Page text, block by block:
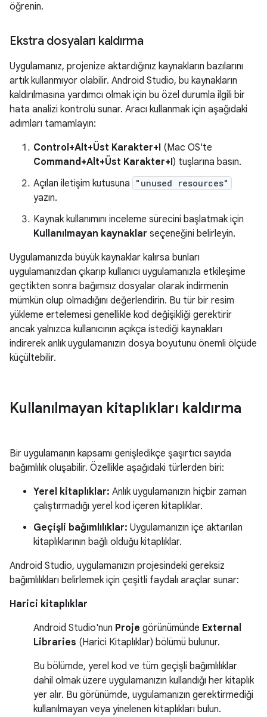
öğrenin.
Ekstra dosyaları kaldırma
Uygulamanız, projenize aktardığınız kaynakların bazılarını
artık kullanmıyor olabilir. Android Studio, bu kaynakların
kaldırılmasına yardımcı olmak için bu özel durumla ilgili bir
hata analizi kontrolü sunar. Aracı kullanmak için aşağıdaki
adımları tamamlayın:
Control+Alt+Üst Karakter+I (Mac OS'te
Command+Alt+Üst Karakter+I) tuşlarına basın.
Açılan iletişim kutusuna
"unused resources"
yazın.
Kaynak kullanımını inceleme sürecini başlatmak için
Kullanılmayan kaynaklar seçeneğini belirleyin.
Uygulamanızda büyük kaynaklar kalırsa bunları
uygulamanızdan çıkarıp kullanıcı uygulamanızla etkileşime
geçtikten sonra bağımsız dosyalar olarak indirmenin
mümkün olup olmadığını değerlendirin. Bu tür bir resim
yükleme ertelemesi genellikle kod değişikliği gerektirir
ancak yalnızca kullanıcının açıkça istediği kaynakları
indirerek anlık uygulamanızın dosya boyutunu önemli ölçüde
küçültebilir.
Kullanılmayan kitaplıkları kaldırma
Bir uygulamanın kapsamı genişledikçe şaşırtıcı sayıda
bağımlılık oluşabilir. Özellikle aşağıdaki türlerden biri:
Yerel kitaplıklar: Anlık uygulamanızın hiçbir zaman
çalıştırmadığı yerel kod içeren kitaplıklar.
Geçişli bağımlılıklar: Uygulamanızın içe aktarılan
kitaplıklarının bağlı olduğu kitaplıklar.
Android Studio, uygulamanızın projesindeki gereksiz
bağımlılıkları belirlemek için çeşitli faydalı araçlar sunar:
Harici kitaplıklar
Android Studio'nun Proje görünümünde External
Libraries (Harici Kitaplıklar) bölümü bulunur.
Bu bölümde, yerel kod ve tüm geçişli bağımlılıklar
dahil olmak üzere uygulamanızın kullandığı her kitaplık
yer alır. Bu görünümde, uygulamanızın gerektirmediği
kullanılmayan veya yinelenen kitaplıkları bulun.